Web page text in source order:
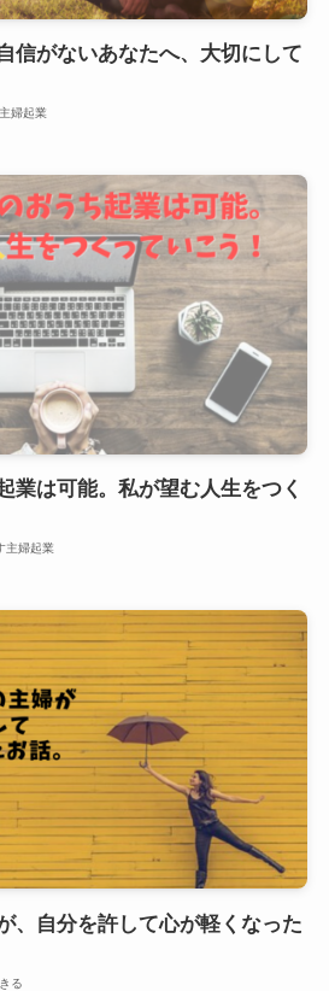
信がないあなたへ、大切にして
婦起業
業は可能。私が望む人生をつく
主婦起業
、自分を許して心が軽くなった
る